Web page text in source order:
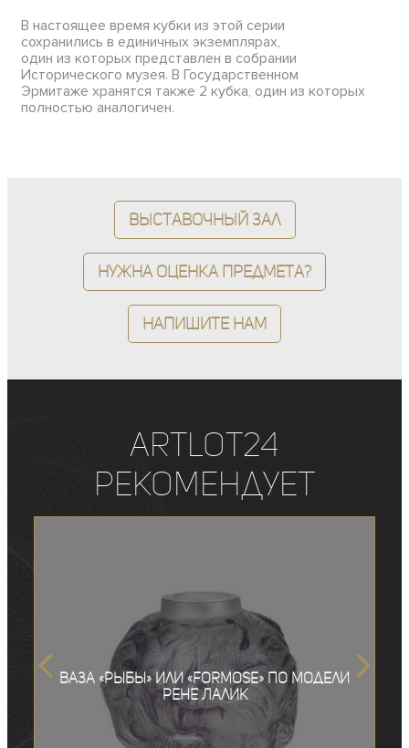
В настоящее время кубки из этой серии
сохранились в единичных экземплярах,
один из которых представлен в собрании
Исторического музея. В Государственном
Эрмитаже хранятся также 2 кубка, один из которых
полностью аналогичен.
Выставочный зал
Нужна оценка предмета?
Напишите нам
ArtLot24
рекомендует
Ваза «Рыбы» или «Formose» по модели
Рене Лалик